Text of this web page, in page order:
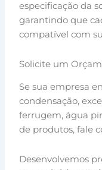
especificação da
garantindo que
compatível com
Solicite um
Se sua empresa
condensação,
ferrugem, água
de produtos, fale
Desenvolvemos